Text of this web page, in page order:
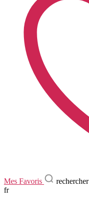
Mes Favoris
rechercher
fr